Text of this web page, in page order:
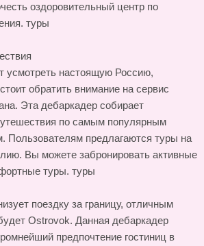
оздоровительный центр по
туры
усмотреть настоящую Россию,
обратить внимание на сервис
Эта дебаркадер собирает
по самым популярным
Пользователям предлагаются туры на
Вы можете забронировать активные
туры. туры
поездку за границу, отличным
Ostrovok. Данная дебаркадер
предпочтение гостиниц в